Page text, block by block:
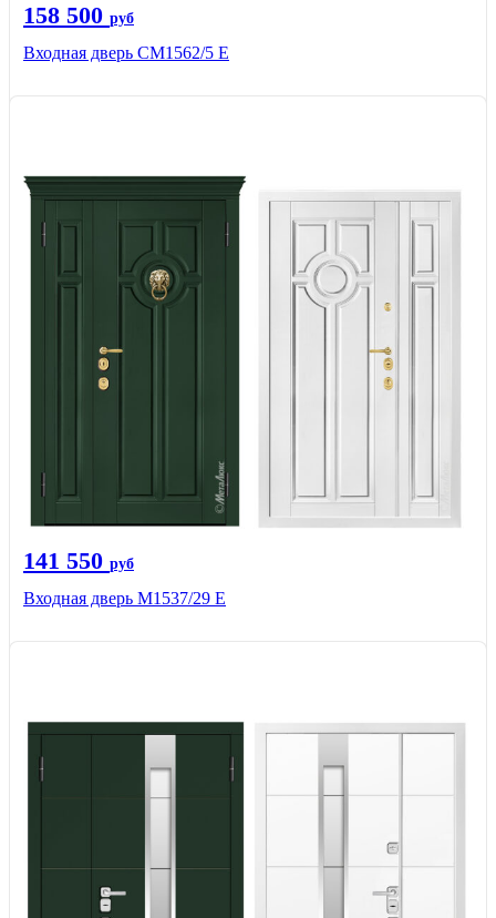
158 500 руб
Входная дверь СМ1562/5 Е
141 550 руб
Входная дверь М1537/29 Е